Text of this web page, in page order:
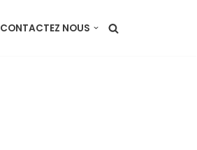
CONTACTEZ NOUS